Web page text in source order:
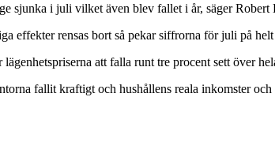
sjunka i juli vilket även blev fallet i år, säger
effekter rensas bort så pekar siffrorna för juli på
att falla runt tre procent sett över
fallit kraftigt och hushållens reala inkomster